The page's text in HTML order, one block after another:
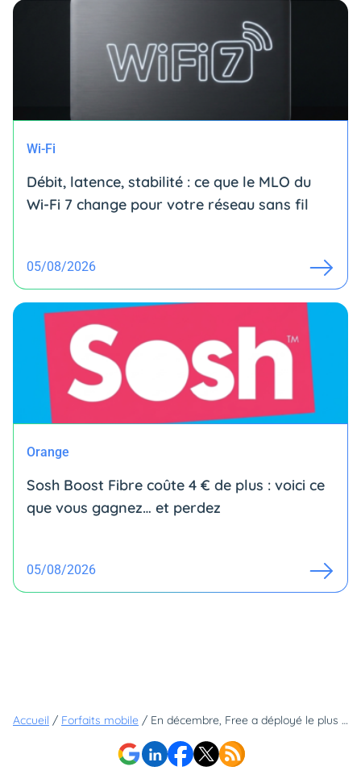
Wi-Fi
Débit, latence, stabilité : ce que le MLO du
Wi-Fi 7 change pour votre réseau sans fil
05/08/2026
Orange
Sosh Boost Fibre coûte 4 € de plus : voici ce
que vous gagnez… et perdez
05/08/2026
Accueil / Forfaits mobile / En décembre, Free a déployé le plus d'antennes 5G sur la bande de fréquences la plus rapide